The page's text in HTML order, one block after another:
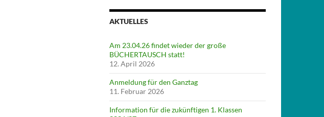
AKTUELLES
Am 23.04.26 findet wieder der große
BÜCHERTAUSCH statt!
12. April 2026
Anmeldung für den Ganztag
11. Februar 2026
Information für die zukünftigen 1. Klassen